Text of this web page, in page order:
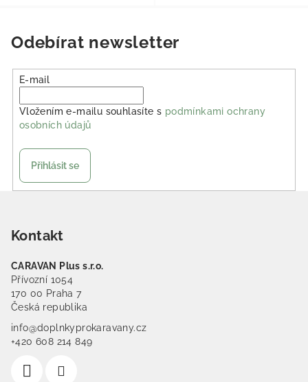
Odebírat newsletter
E-mail
Vložením e-mailu souhlasíte s podmínkami ochrany
osobních údajů
Přihlásit se
Kontakt
CARAVAN Plus s.r.o.
Přívozní 1054
170 00 Praha 7
Česká republika
info@doplnkyprokaravany.cz
+420 608 214 849